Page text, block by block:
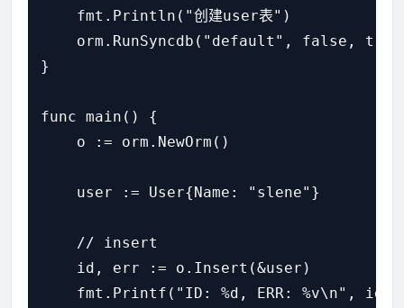
    fmt.Println("创建user表")
orm.RunSyncdb("default", false,
}
func main() {
    o := orm.NewOrm()
    user := User{Name: "slene"}
    // insert
    id, err := o.Insert(&user)
fmt.Printf("ID: %d, ERR: %v\n", id,